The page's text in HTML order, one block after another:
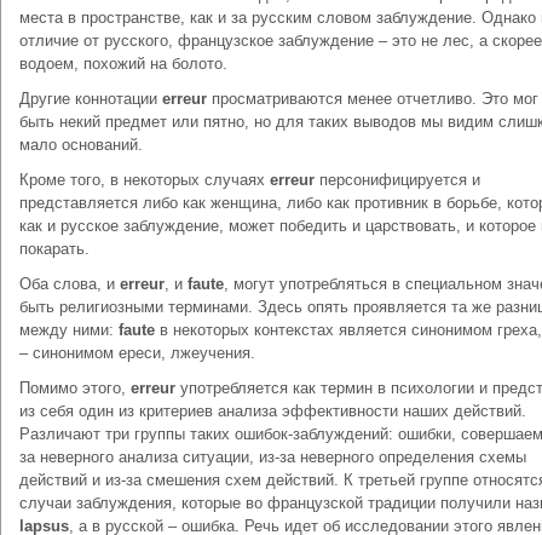
места в пространстве, как и за русским словом заблуждение. Однако
отличие от русского, французское заблуждение – это не лес, а скорее
водоем, похожий на болото.
Другие коннотации erreur просматриваются менее отчетливо. Это
быть некий предмет или пятно, но для таких выводов мы видим
мало оснований.
Кроме того, в некоторых случаях erreur персонифицируется и
представляется либо как женщина, либо как противник в борьбе,
как и русское заблуждение, может победить и царствовать, и
покарать.
Оба слова, и erreur, и faute, могут употребляться в специальном
быть религиозными терминами. Здесь опять проявляется та же
между ними: faute в некоторых контекстах является синонимом
– синонимом ереси, лжеучения.
Помимо этого, erreur употребляется как термин в психологии и
из себя один из критериев анализа эффективности наших действий.
Различают три группы таких ошибок-заблуждений: ошибки,
за неверного анализа ситуации, из-за неверного определения схемы
действий и из-за смешения схем действий. К третьей группе
случаи заблуждения, которые во французской традиции получили
lapsus, а в русской – ошибка. Речь идет об исследовании этого